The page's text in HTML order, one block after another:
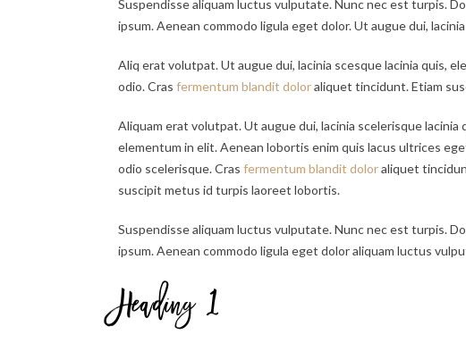
Suspendisse aliquam luctus vulputate. Nunc nec est turpis.
ipsum. Aenean commodo ligula eget dolor. Ut augue dui,
Aliq erat volutpat. Ut augue dui, lacinia scesque lacinia quis,
odio. Cras fermentum blandit doloraliquet tincidunt. Etiam
Aliquam erat volutpat. Ut augue dui, lacinia scelerisque lacinia
elementum in elit. Aenean lobortis enim quis lacus ultrices
odio scelerisque. Cras fermentum blandit doloraliquet
suscipit metus id turpis laoreet lobortis.
Suspendisse aliquam luctus vulputate. Nunc nec est turpis.
ipsum. Aenean commodo ligula eget dolor aliquam luctus
Heading 1